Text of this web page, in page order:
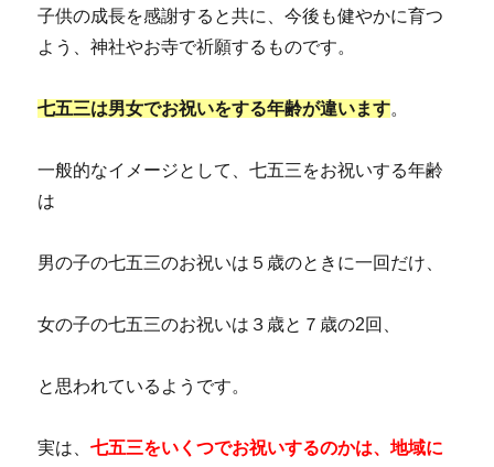
子供の成長を感謝すると共に、今後も健やかに育つ
よう、神社やお寺で祈願するものです。
七五三は男女でお祝いをする年齢が違います。
一般的なイメージとして、七五三をお祝いする年齢
は
男の子の七五三のお祝いは５歳のときに一回だけ、
女の子の七五三のお祝いは３歳と７歳の2回、
と思われているようです。
実は、七五三をいくつでお祝いするのかは、地域に